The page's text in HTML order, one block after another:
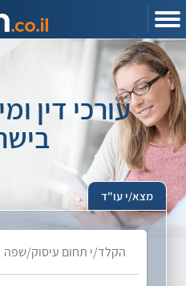
עורכי דין
מצא/י עו"ד
חפש